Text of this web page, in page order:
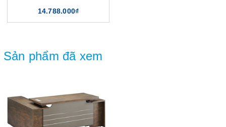
14.788.000₫
Sản phẩm đã xem